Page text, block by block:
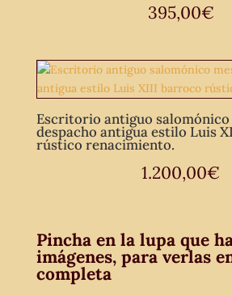
395,00€
Escritorio antiguo salomónico
despacho antigua estilo Luis
rústico renacimiento.
1.200,00€
Pincha en la lupa que
imágenes, para verlas
completa